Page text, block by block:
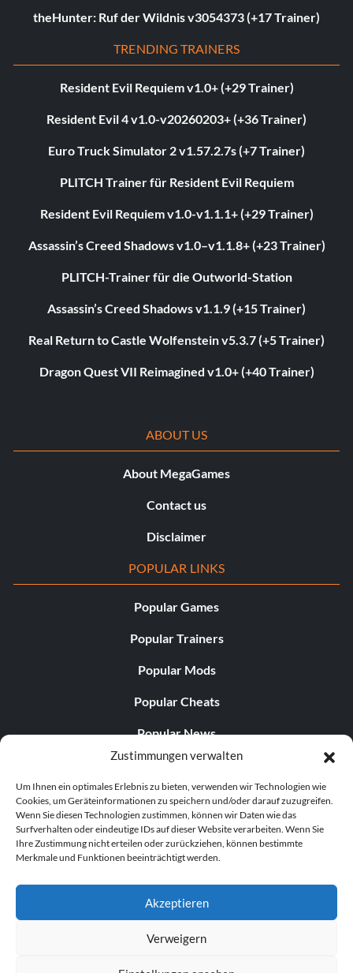
Zustimmungen verwalten
Um Ihnen ein optimales Erlebnis zu bieten, verwenden wir Technologien wie
Cookies, um Geräteinformationen zu speichern und/oder darauf zuzugreifen.
Wenn Sie diesen Technologien zustimmen, können wir Daten wie das
Surfverhalten oder eindeutige IDs auf dieser Website verarbeiten. Wenn Sie
Ihre Zustimmung nicht erteilen oder zurückziehen, können bestimmte
Merkmale und Funktionen beeinträchtigt werden.
Akzeptieren
Verweigern
theHunter: Ruf der Wildnis v3054373 (+17 Trainer)
TRENDING TRAINERS
Resident Evil Requiem v1.0+ (+29 Trainer)
Resident Evil 4 v1.0-v20260203+ (+36 Trainer)
Euro Truck Simulator 2 v1.57.2.7s (+7 Trainer)
PLITCH Trainer für Resident Evil Requiem
Resident Evil Requiem v1.0-v1.1.1+ (+29 Trainer)
Assassin’s Creed Shadows v1.0–v1.1.8+ (+23 Trainer)
PLITCH-Trainer für die Outworld-Station
Assassin’s Creed Shadows v1.1.9 (+15 Trainer)
Real Return to Castle Wolfenstein v5.3.7 (+5 Trainer)
Dragon Quest VII Reimagined v1.0+ (+40 Trainer)
ABOUT US
About MegaGames
Contact us
Disclaimer
POPULAR LINKS
Popular Games
Popular Trainers
Popular Mods
Popular Cheats
Popular News
Popular Editorials
Popular Free Games
LATEST UPDATES
© 1998–2026 MegaGames.com All rights reserved